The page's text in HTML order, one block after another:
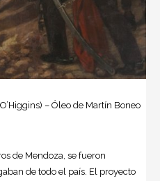
– Óleo de Martín Boneo
de Mendoza, se fueron
de todo el país. El proyecto